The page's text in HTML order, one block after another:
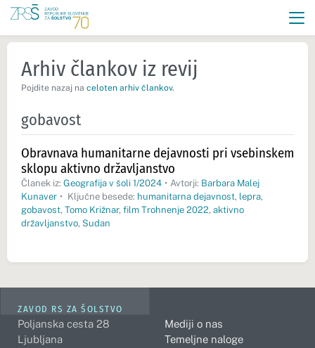
Arhiv člankov iz revij
Pojdite nazaj na celoten arhiv člankov.
gobavost
Obravnava humanitarne dejavnosti pri vsebinskem
sklopu aktivno državljanstvo
Članek iz: Geografija v šoli 1/2024 • Avtorji: Barbara Malej
Kunaver • Ključne besede: humanitarna dejavnost, lepra,
gobavost, Tomo Križnar, film Trohnenje 2022, aktivno
državljanstvo, Sudan
ZAVOD RS ZA ŠOLSTVO
Poljanska cesta 28
Ljubljana
Mediji o nas
Temeljne naloge